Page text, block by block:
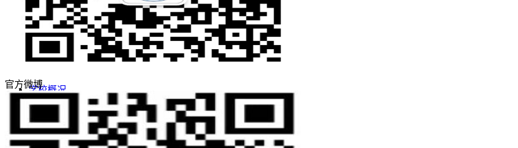
就业网
领导关怀
评估工作
合作交流
学校概况
学校简介
学校董事长
现任领导
官方微博